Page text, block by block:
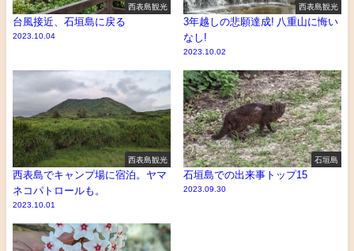
西表島観光
台風接近、石垣島に戻る
2023.10.04
西表島観光
3年越しの悲願達成! 八重山に悔い
なし!
2023.10.02
西表島観光
西表島でキャンプ場に宿泊。ヤマ
ネコパトロールも。
2023.10.01
石垣島
石垣島での出来事トップ15
2023.09.30